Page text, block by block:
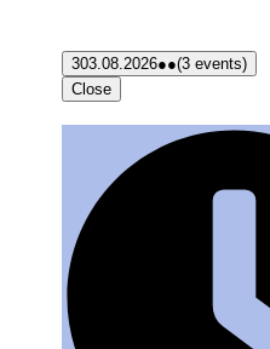
303.08.2026●●(3 events)
Close